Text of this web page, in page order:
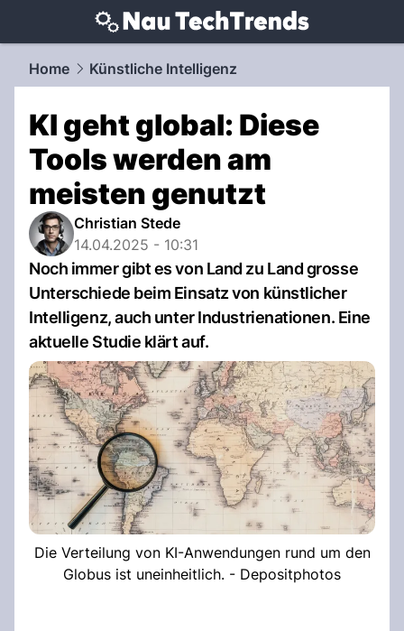
techtrends.NAU.ch
Home Künstliche Intelligenz
KI geht global: Diese
Tools werden am
meisten genutzt
Christian Stede
14.04.2025 - 10:31
Noch immer gibt es von Land zu Land grosse
Unterschiede beim Einsatz von künstlicher
Intelligenz, auch unter Industrienationen. Eine
aktuelle Studie klärt auf.
Die Verteilung von KI-Anwendungen rund um den
Globus ist uneinheitlich. - Depositphotos